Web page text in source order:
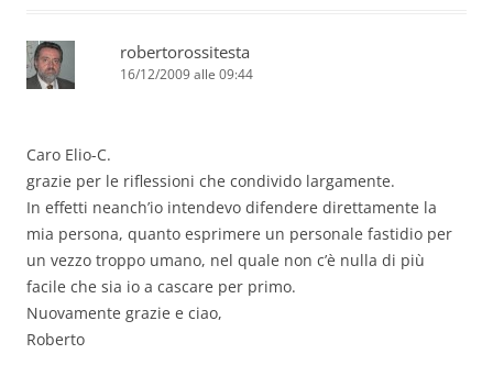
robertorossitesta
16/12/2009 alle 09:44
Caro Elio-C.
grazie per le riflessioni che condivido largamente.
In effetti neanch’io intendevo difendere direttamente la
mia persona, quanto esprimere un personale fastidio per
un vezzo troppo umano, nel quale non c’è nulla di più
facile che sia io a cascare per primo.
Nuovamente grazie e ciao,
Roberto